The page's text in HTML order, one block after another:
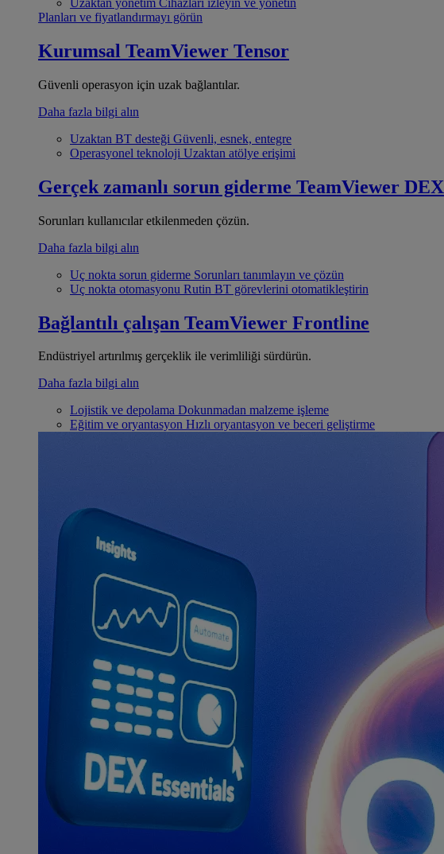
Uzaktan yönetim Cihazları izleyin ve yönetin
Planları ve fiyatlandırmayı görün
Kurumsal TeamViewer Tensor
Güvenli operasyon için uzak bağlantılar.
Daha fazla bilgi alın
Uzaktan BT desteği Güvenli, esnek, entegre
Operasyonel teknoloji Uzaktan atölye erişimi
Gerçek zamanlı sorun giderme TeamViewer DEX
Sorunları kullanıcılar etkilenmeden çözün.
Daha fazla bilgi alın
Uç nokta sorun giderme Sorunları tanımlayın ve çözün
Uç nokta otomasyonu Rutin BT görevlerini otomatikleştirin
Bağlantılı çalışan TeamViewer Frontline
Endüstriyel artırılmış gerçeklik ile verimliliği sürdürün.
Daha fazla bilgi alın
Lojistik ve depolama Dokunmadan malzeme işleme
Eğitim ve oryantasyon Hızlı oryantasyon ve beceri geliştirme